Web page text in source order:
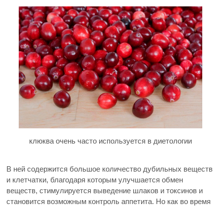
клюква очень часто используется в диетологии
В ней содержится большое количество дубильных веществ
и клетчатки, благодаря которым улучшается обмен
веществ, стимулируется выведение шлаков и токсинов и
становится возможным контроль аппетита. Но как во время